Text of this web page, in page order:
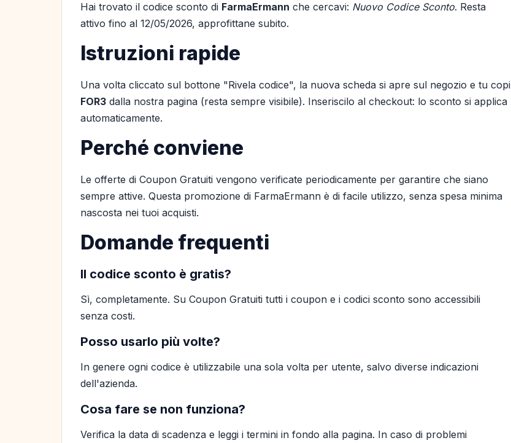
Hai trovato il codice sconto di FarmaErmann che cercavi: Nuovo Codice Sconto. Resta
attivo fino al 12/05/2026, approfittane subito.
Istruzioni rapide
Una volta cliccato sul bottone "Rivela codice", la nuova scheda si apre sul negozio e tu copi
FOR3 dalla nostra pagina (resta sempre visibile). Inseriscilo al checkout: lo sconto si applica
automaticamente.
Perché conviene
Le offerte di Coupon Gratuiti vengono verificate periodicamente per garantire che siano
sempre attive. Questa promozione di FarmaErmann è di facile utilizzo, senza spesa minima
nascosta nei tuoi acquisti.
Domande frequenti
Il codice sconto è gratis?
Sì, completamente. Su Coupon Gratuiti tutti i coupon e i codici sconto sono accessibili
senza costi.
Posso usarlo più volte?
In genere ogni codice è utilizzabile una sola volta per utente, salvo diverse indicazioni
dell'azienda.
Cosa fare se non funziona?
Verifica la data di scadenza e leggi i termini in fondo alla pagina. In caso di problemi